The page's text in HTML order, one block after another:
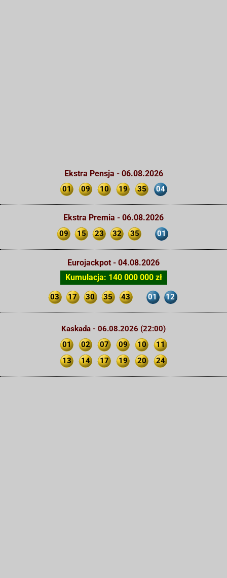
Ekstra Pensja - 06.08.2026
01 09 10 19 35 04
Ekstra Premia - 06.08.2026
09 15 23 32 35 01
Eurojackpot - 04.08.2026
Kumulacja: 140 000 000 zł
03 17 30 35 43 01 12
Kaskada - 06.08.2026 (22:00)
01
02 07 09 10
11
13
14 17 19 20 24